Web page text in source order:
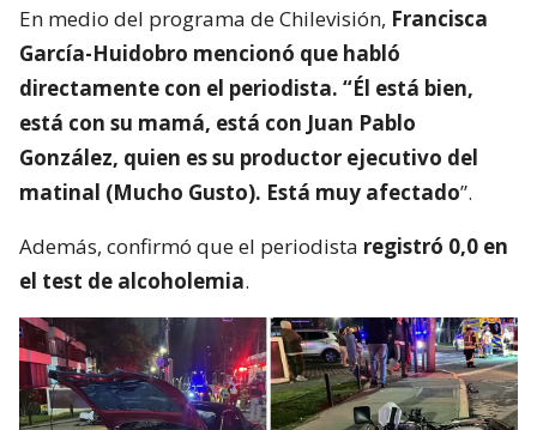
En medio del programa de Chilevisión, Francisca
García-Huidobro mencionó que habló
directamente con el periodista. “Él está bien,
está con su mamá, está con Juan Pablo
González, quien es su productor ejecutivo del
matinal (Mucho Gusto). Está muy afectado”.
Además, confirmó que el periodista registró 0,0 en
el test de alcoholemia.